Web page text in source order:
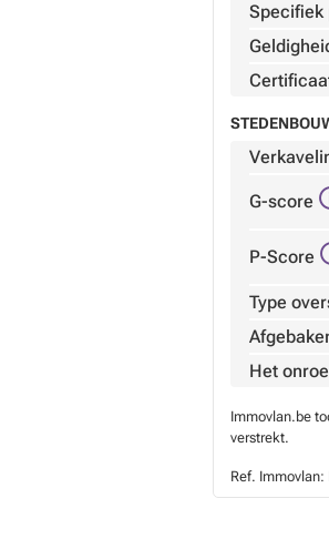
Specifiek
G-score
P-Score
Type
Het
Immovlan.be
verstrekt.
Ref. Immovlan: